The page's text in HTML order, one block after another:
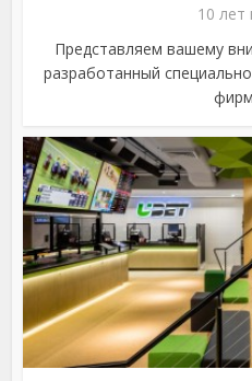
10 лет
Представляем вашему
разработанный